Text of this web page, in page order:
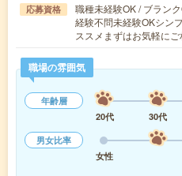
応募資格
職種未経験OK / ブラン
経験不問未経験OKシン
ススメまずはお気軽にご
職場の雰囲気
年齢層
20代
30代
男女比率
女性